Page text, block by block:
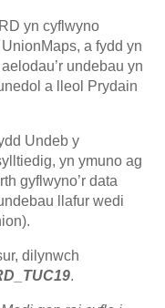
yn cyflwyno
a fydd yn
undebau yn
a lleol Prydain
Undeb y
yn ymuno ag
gyflwyno’r data
llafur wedi
dilynwch
.